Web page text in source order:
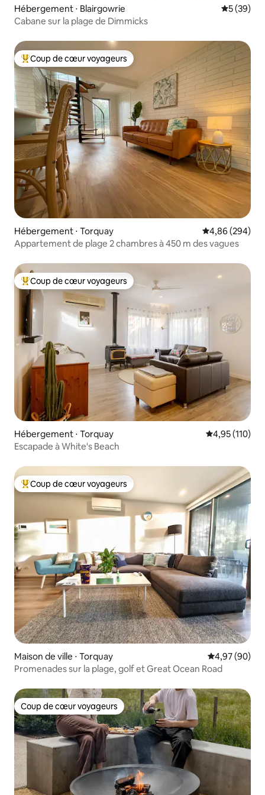
Hébergement ⋅ Blairgowrie
5 (39)
Cabane sur la plage de Dimmicks
Coups de cœur voyageurs les plus appréciés
Coup de cœur voyageurs
Hébergement ⋅ Torquay Évaluation
4,86 (294)
Appartement de plage 2 chambres à 450 m des vagues
Coups de cœur voyageurs les plus appréciés
Coup de cœur voyageurs
Hébergement ⋅ Torquay Évaluation
4,95 (110)
Escapade à White's Beach
Coups de cœur voyageurs les plus appréciés
Coup de cœur voyageurs
Maison de ville ⋅ Torquay Évaluation
4,97 (90)
Promenades sur la plage, golf et Great Ocean Road
Coup de cœur voyageurs
Coup de cœur voyageurs